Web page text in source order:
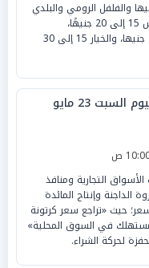
بين 20 إلى 25 جنيها والفلفل الرومي والبلدي
20 إلي 40 جنيها والبطاطس 15 إلى 20 جنيهًا،
والباذنجان 15 جنيها إلي 20 جنيها، والخيار 15 إلى 30
أسعار كرتونة البيض اليوم السبت 23 مايو
التجارية ومنافذ
الداجنة وإنتاج المائدة
حيث «تراجع سعر كرتونة
اليوم 23-5-2026 للمستهلك في السوق المحلية»
لحركة الشراء.